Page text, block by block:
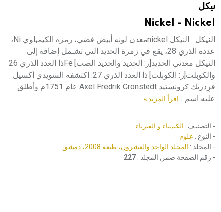
نيكل
Nickel - Nickel
النيكل النيكل nickelمعدن لونه أبيض فضي، رمزه الكيمياوي Ni،
عدده الذري 28، يقع في زمرة الحديد التي تشـمل إضافة إلى
النيكل معدني الحديد[ر: الحديد والحديد الصب] Feذا العدد الذري 26
والكوبلت[ر: الكوبلت] ذا العدد الذري 27. اكتشفه السويدي أكسيل
فرِدريك كرونستيد Axel Fredrik Cronstedt عام 1751م وأطلق
عليه اسم... اقرأ المزيد »
- التصنيف : الكيمياء و الفيزياء
- النوع : علوم
- المجلد : المجلد الواحد والعشرون، طبعة 2008، دمشق
- رقم الصفحة ضمن المجلد : 227